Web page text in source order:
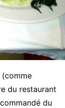
(comme
du restaurant
du